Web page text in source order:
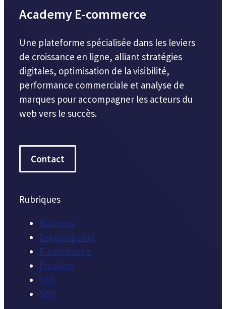
Academy E-commerce
Une plateforme spécialisée dans les leviers
de croissance en ligne, alliant stratégies
digitales, optimisation de la visibilité,
performance commerciale et analyse de
marques pour accompagner les acteurs du
web vers le succès.
Contact
Rubriques
Business
Dropshipping
E-commerce
Emailing
SEA
SEO